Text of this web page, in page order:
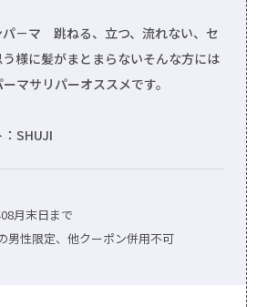
パ－マ 跳ねる、立つ、流れない、セ
様に髪がまとまらないそんな方には
マサリパーオススメです。
SHUJI
月末日まで
男性限定、他クーポン併用不可